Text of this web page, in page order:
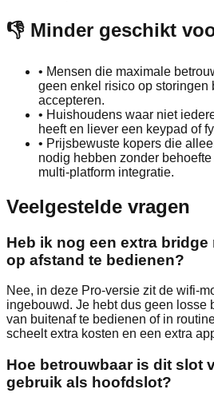
👎 Minder geschikt
• Mensen die maximale
geen enkel risico op storingen
accepteren.
• Huishoudens waar niet
heeft en liever een keypad of
• Prijsbewuste kopers die
nodig hebben zonder
multi‑platform integratie.
Veelgestelde vragen
Heb ik nog een extra
op afstand te bedienen?
Nee, in deze Pro‑versie zit de
ingebouwd. Je hebt dus geen losse
van buitenaf te bedienen of in
scheelt extra kosten en een extra
Hoe betrouwbaar is dit slot
gebruik als hoofdslot?